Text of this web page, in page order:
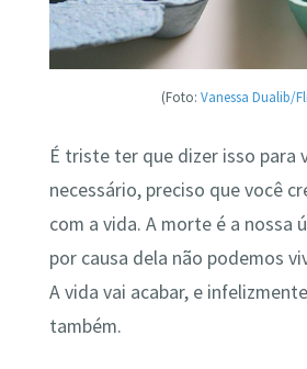
(Foto: Vanessa Dualib/
É triste ter que dizer isso para
necessário, preciso que você
com a vida. A morte é a nossa
por causa dela não podemos
A vida vai acabar, e
também.